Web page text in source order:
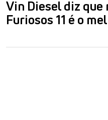
Vin Diesel diz que
Furiosos 11 é o